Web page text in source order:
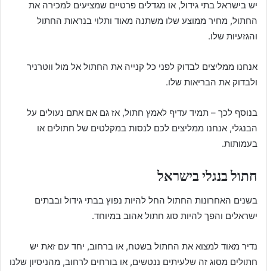
יש בישראל בתי גידול, או מגדלים פרטיים שמציעים למכירה את
החתול, מחיר ממוצע שלו משתנה מאוד ותלוי בנראות החתול
והגזעיות שלו.
אנחנו ממליצים לבדוק לפני כל קנייה את החתול אל מול ווטרניר
ולבדוק את הבריאות שלו.
בנוסף לכך – תמיד עדיף לאמץ חתול, אז גם אם אתם נעולים על
הבנגלי, אנחנו ממליצים לכם לנסות במקלטים של חתולים או
בעמותות.
חתול בנגלי בישראל
בשנים האחרונות החתול החל להיות נפוץ בבתי גידול ובבתים
ישראלים והפך להיות סוג חתול אהוב במיוחד.
נדיר מאוד למצוא את החתול בשטח, או ברחוב, יחד עם זאת יש
חתולים מסוג זה שלעיתים ננטשים, או בורחים לרחוב, מהניסיון שלנו